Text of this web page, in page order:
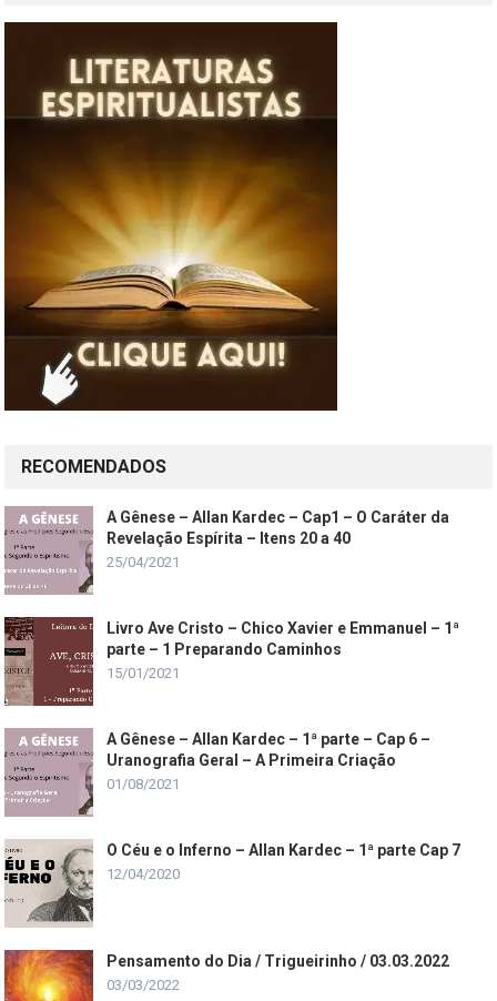
RECOMENDADOS
A Gênese – Allan Kardec – Cap1 – O Caráter da
Revelação Espírita – Itens 20 a 40
25/04/2021
Livro Ave Cristo – Chico Xavier e Emmanuel – 1ª
parte – 1 Preparando Caminhos
15/01/2021
A Gênese – Allan Kardec – 1ª parte – Cap 6 –
Uranografia Geral – A Primeira Criação
01/08/2021
O Céu e o Inferno – Allan Kardec – 1ª parte Cap 7
12/04/2020
Pensamento do Dia / Trigueirinho / 03.03.2022
03/03/2022